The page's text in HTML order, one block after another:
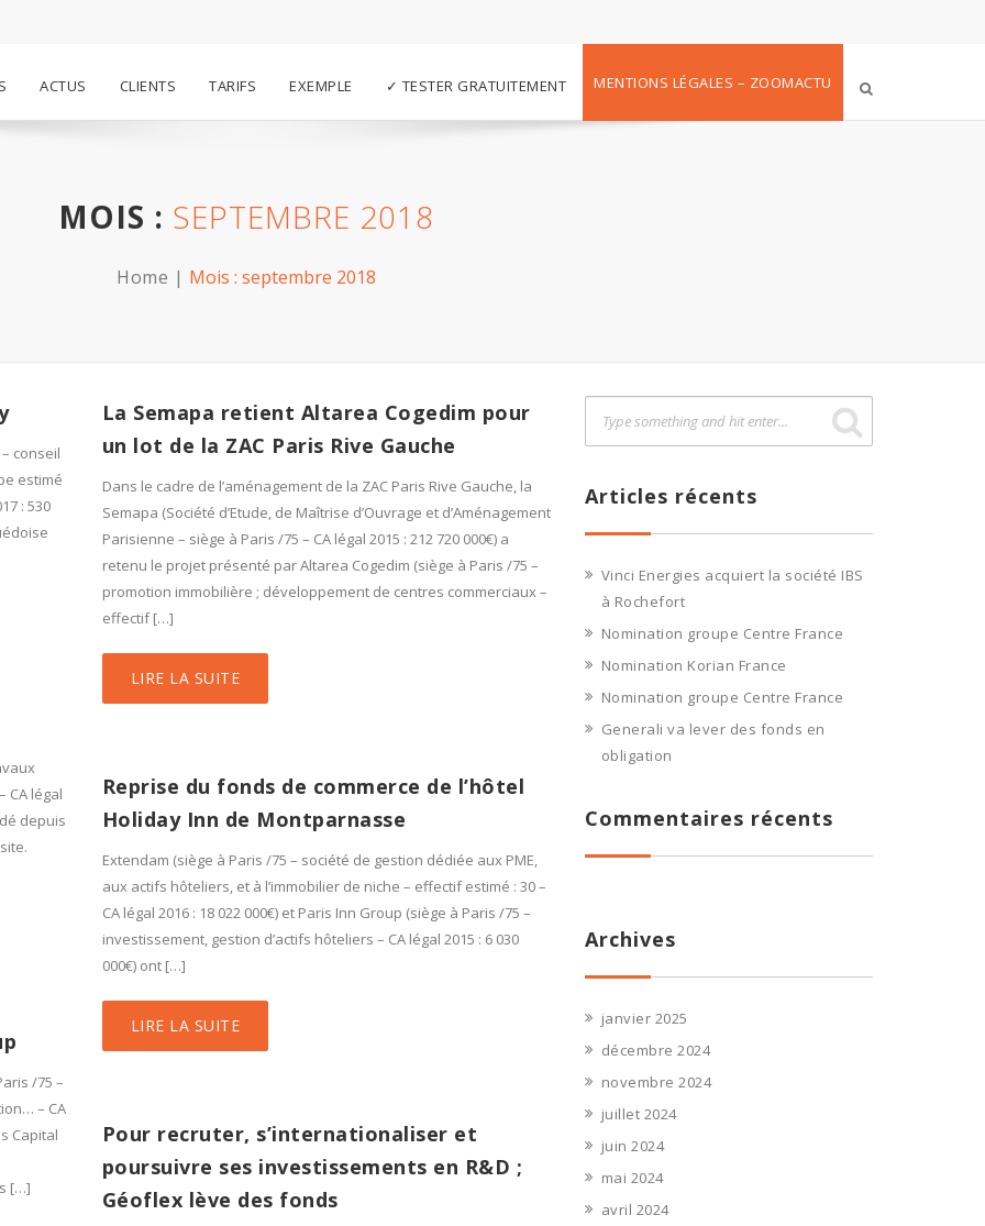
ACTUS CLIENTS TARIFS EXEMPLE ✓ TESTER GRATUITEMENT MENTIONS LÉGALES – ZOOMACTU
MOIS : SEPTEMBRE 2018
Home Mois : septembre 2018
conseil
estimé
: 530
La Semapa retient Altarea Cogedim pour
un lot de la ZAC Paris Rive Gauche
Dans le cadre de l’aménagement de la ZAC Paris Rive Gauche, la
Semapa (Société d’Etude, de Maîtrise d’Ouvrage et d’Aménagement
Parisienne – siège à Paris /75 – CA légal 2015 : 212 720 000€) a
retenu le projet présenté par Altarea Cogedim (siège à Paris /75 –
promotion immobilière ; développement de centres commerciaux –
effectif […]
LIRE LA SUITE
CA légal
depuis
Reprise du fonds de commerce de l’hôtel
Holiday Inn de Montparnasse
Extendam (siège à Paris /75 – société de gestion dédiée aux PME,
aux actifs hôteliers, et à l’immobilier de niche – effectif estimé : 30 –
CA légal 2016 : 18 022 000€) et Paris Inn Group (siège à Paris /75 –
investissement, gestion d’actifs hôteliers – CA légal 2015 : 6 030
000€) ont […]
LIRE LA SUITE
/75 –
– CA
Capital
[…]
Pour recruter, s’internationaliser et
poursuivre ses investissements en R&D ;
Géoflex lève des fonds
Articles récents
Vinci Energies acquiert la société IBS
à Rochefort
Nomination groupe Centre France
Nomination Korian France
Nomination groupe Centre France
Generali va lever des fonds en
obligation
Commentaires récents
Archives
janvier 2025
décembre 2024
novembre 2024
juillet 2024
juin 2024
mai 2024
avril 2024